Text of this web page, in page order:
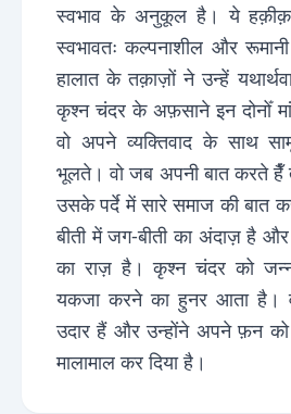
स्वभाव के अनुकूल है। ये हक़ीक़त
स्वभावतः कल्पनाशील और
हालात के तक़ाज़ों ने उन्हें
कृश्न चंदर के अफ़साने इन दोनोँ
वो अपने व्यक्तिवाद के साथ
भूलते। वो जब अपनी बात करते हैँ
उसके पर्दे में सारे समाज की बात
बीती में जग-बीती का अंदाज़ है और
का राज़ है। कृश्न चंदर को
यकजा करने का हुनर आता है।
उदार हैं और उन्होंने अपने फ़न को
मालामाल कर दिया है।